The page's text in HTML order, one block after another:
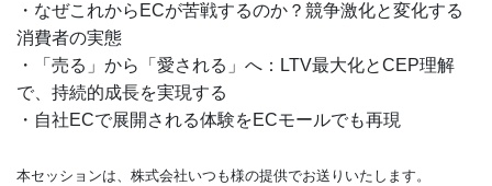
・なぜこれからECが苦戦するのか？競争激化と変化する
消費者の実態
・「売る」から「愛される」へ：LTV最大化とCEP理解
で、持続的成長を実現する
・自社ECで展開される体験をECモールでも再現
本セッションは、株式会社いつも様の提供でお送りいたします。